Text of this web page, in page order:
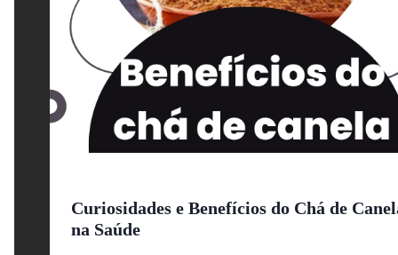
Curiosidades e Benefícios do Chá de
na Saúde